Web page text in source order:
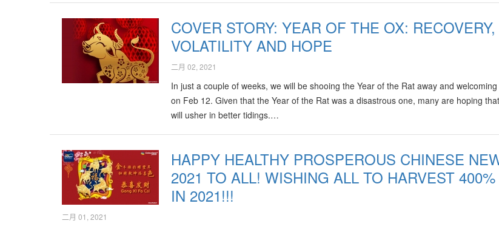
COVER STORY: YEAR OF THE OX: RECOVERY,
VOLATILITY AND HOPE
二月 02, 2021
In just a couple of weeks, we will be shooing the Year of the Rat away and
on Feb 12. Given that the Year of the Rat was a disastrous one, many are hoping
will usher in better tidings.…
HAPPY HEALTHY PROSPEROUS CHINESE
2021 TO ALL! WISHING ALL TO HARVEST
IN 2021!!!
二月 01, 2021